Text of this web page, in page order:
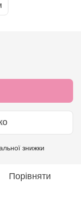
знижки
Порівняти